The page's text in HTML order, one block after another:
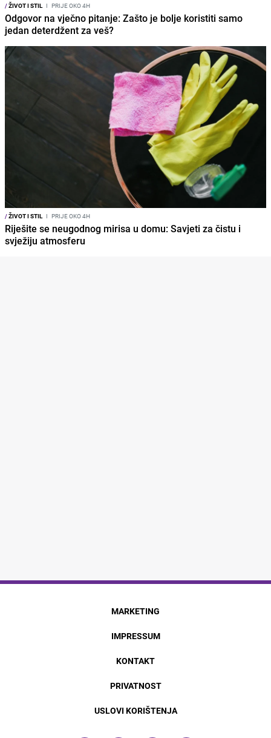
/ŽIVOT I STIL I PRIJE OKO 4H
Odgovor na vječno pitanje: Zašto je bolje koristiti samo
jedan deterdžent za veš?
/ŽIVOT I STIL I PRIJE OKO 4H
Riješite se neugodnog mirisa u domu: Savjeti za čistu i
svježiju atmosferu
MARKETING
IMPRESSUM
KONTAKT
PRIVATNOST
USLOVI KORIŠTENJA